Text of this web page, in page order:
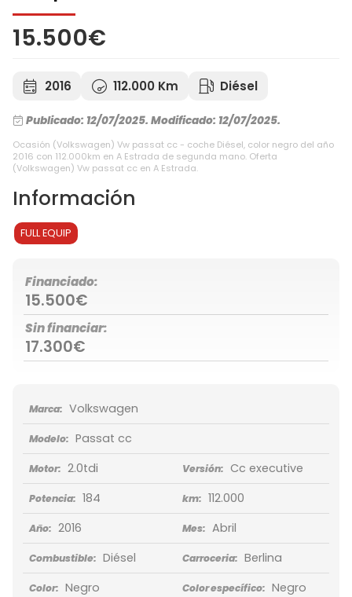
15.500€
2016 112.000 Km Diésel
Publicado: 12/07/2025. Modificado: 12/07/2025.
Ocasión (Volkswagen) Vw passat cc - coche Diésel, color negro del año
2016 con 112.000km en A Estrada de segunda mano. Oferta
(Volkswagen) Vw passat cc en A Estrada.
Información
FULL EQUIP
Financiado:
15.500€
Sin financiar:
17.300€
Marca: Volkswagen
Modelo: Passat cc
Motor: 2.0tdi Versión: Cc executive
Potencia: 184 km: 112.000
Año: 2016 Mes: Abril
Combustible: Diésel Carroceria: Berlina
Color: Negro Color específico: Negro